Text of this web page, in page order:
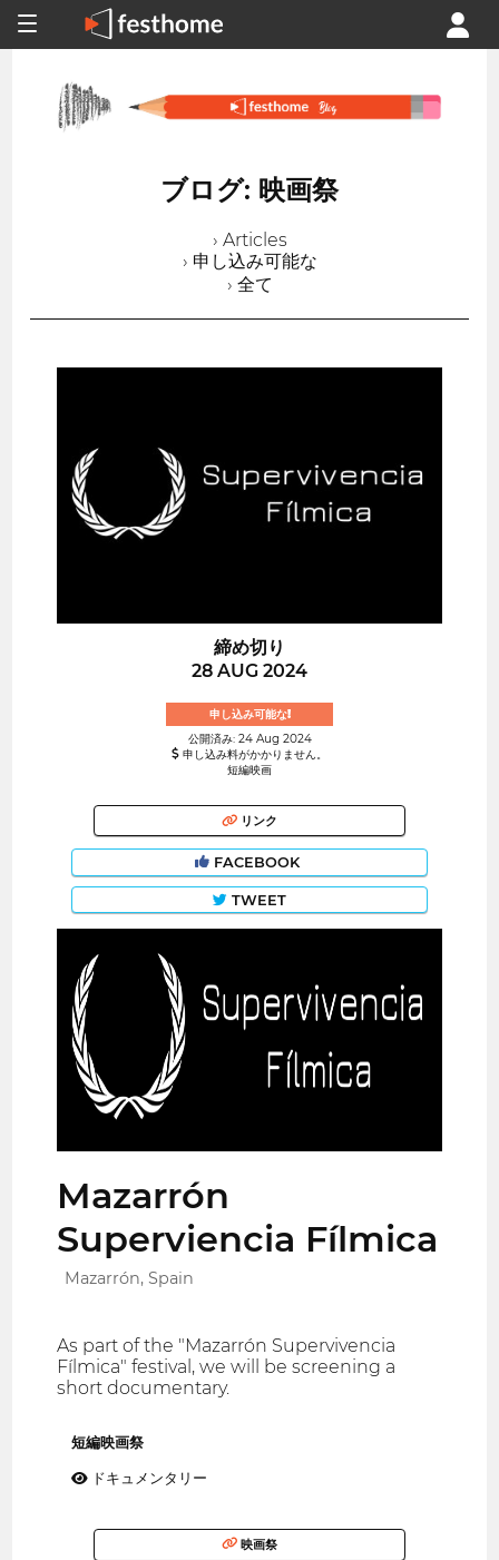
ブログ: 映画祭
› Articles
› 申し込み可能な
› 全て
締め切り
28 AUG 2024
申し込み可能な!
公開済み: 24 Aug 2024
申し込み料がかかりません。
短編映画
リンク
FACEBOOK
TWEET
Mazarrón
Superviencia Fílmica
Mazarrón, Spain
As part of the "Mazarrón Supervivencia
Fílmica" festival, we will be screening a
short documentary.
短編映画祭
ドキュメンタリー
映画祭